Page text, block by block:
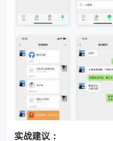
实战建议：